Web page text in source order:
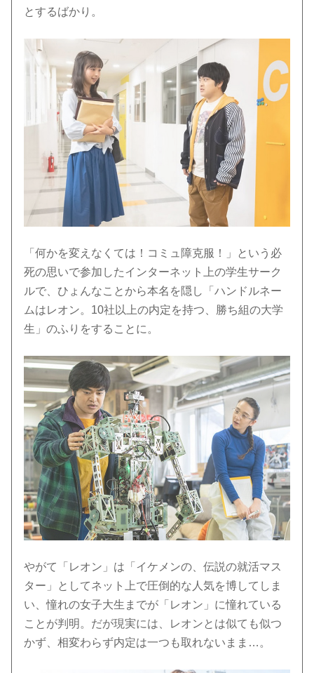
とするばかり。
「何かを変えなくては！コミュ障克服！」という必
死の思いで参加したインターネット上の学生サーク
ルで、ひょんなことから本名を隠し「ハンドルネー
ムはレオン。10社以上の内定を持つ、勝ち組の大学
生」のふりをすることに。
やがて「レオン」は「イケメンの、伝説の就活マス
ター」としてネット上で圧倒的な人気を博してしま
い、憧れの女子大生までが「レオン」に憧れている
ことが判明。だが現実には、レオンとは似ても似つ
かず、相変わらず内定は一つも取れないまま…。